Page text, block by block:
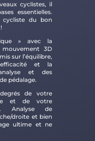
cyclistes, il
essentielles.
cycliste du bon
» avec la
3D
sur l’équilibre,
et la
et des
pédalage.
de votre
et de votre
Analyse de
droite et bien
ultime et ne